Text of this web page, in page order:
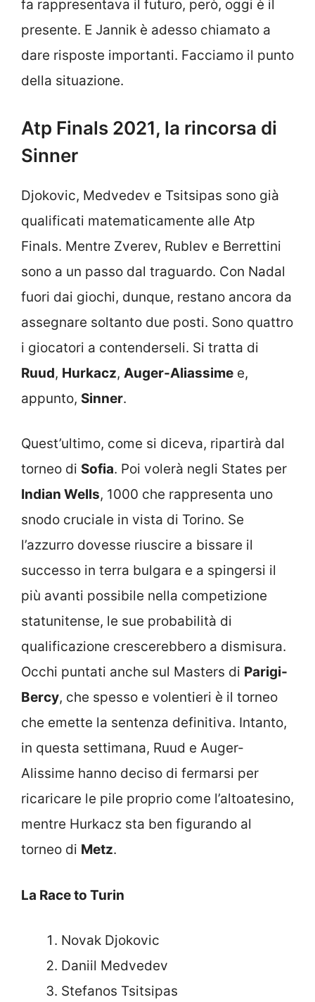
fa rappresentava il futuro, però, oggi è il
presente. E Jannik è adesso chiamato a
dare risposte importanti. Facciamo il punto
della situazione.
Atp Finals 2021, la rincorsa di
Sinner
Djokovic, Medvedev e Tsitsipas sono già
qualificati matematicamente alle Atp
Finals. Mentre Zverev, Rublev e Berrettini
sono a un passo dal traguardo. Con Nadal
fuori dai giochi, dunque, restano ancora da
assegnare soltanto due posti. Sono quattro
i giocatori a contenderseli. Si tratta di
Ruud, Hurkacz, Auger-Aliassime e,
appunto, Sinner.
Quest’ultimo, come si diceva, ripartirà dal
torneo di Sofia. Poi volerà negli States per
Indian Wells, 1000 che rappresenta uno
snodo cruciale in vista di Torino. Se
l’azzurro dovesse riuscire a bissare il
successo in terra bulgara e a spingersi il
più avanti possibile nella competizione
statunitense, le sue probabilità di
qualificazione crescerebbero a dismisura.
Occhi puntati anche sul Masters di Parigi-
Bercy, che spesso e volentieri è il torneo
che emette la sentenza definitiva. Intanto,
in questa settimana, Ruud e Auger-
Alissime hanno deciso di fermarsi per
ricaricare le pile proprio come l’altoatesino,
mentre Hurkacz sta ben figurando al
torneo di Metz.
La Race to Turin
Novak Djokovic
Daniil Medvedev
Stefanos Tsitsipas